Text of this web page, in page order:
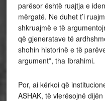
parësor është ruajtja e
mërgatë. Ne duhet t’i
shkruajmë e të
që gjeneratave të
shohin historinë e të
argument”, tha Ibrahimi.
Por, ai kërkoi që
ASHAK, të vlerësojnë